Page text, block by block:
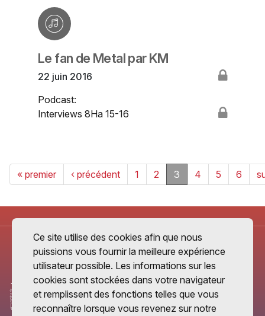
Le fan de Metal par KM
22 juin 2016
Podcast:
Interviews 8Ha 15-16
« premier ‹ précédent 1 2 3 4 5 6
Ce site utilise des cookies afin que nous
puissions vous fournir la meilleure expérience
utilisateur possible. Les informations sur les
cookies sont stockées dans votre navigateur
et remplissent des fonctions telles que vous
reconnaître lorsque vous revenez sur notre